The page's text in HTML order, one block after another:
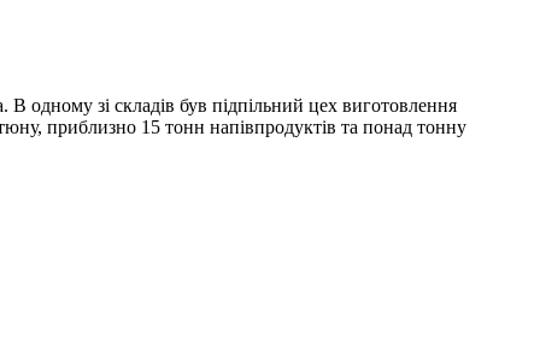
одному зі складів був підпільний цех виготовлення
приблизно 15 тонн напівпродуктів та понад тонну